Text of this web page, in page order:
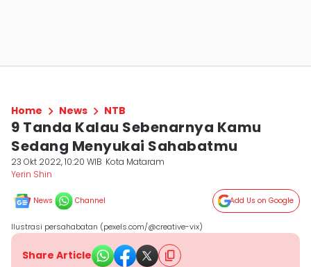
Home News NTB
9 Tanda Kalau Sebenarnya Kamu
Sedang Menyukai Sahabatmu
23 Okt 2022, 10:20 WIB Kota Mataram
Yerin Shin
News Channel Add Us on Google
Ilustrasi persahabatan (pexels.com/@creative-vix)
Share Article